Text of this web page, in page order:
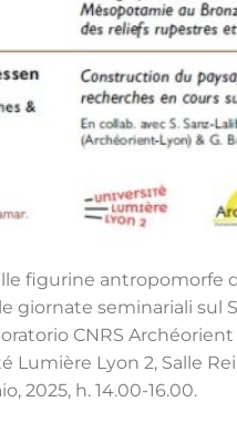
figurine antropomorfe
giornate seminariali sul
CNRS Archéorient
Lumière Lyon 2, Salle
, 2025, h. 14.00-16.00.